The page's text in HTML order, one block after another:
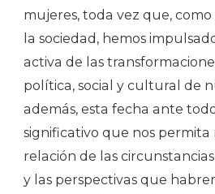
mujeres, toda vez que,
la sociedad, hemos
activa de las
política, social y cultural de
además, esta fecha ante
significativo que nos permita
relación de las
y las perspectivas que